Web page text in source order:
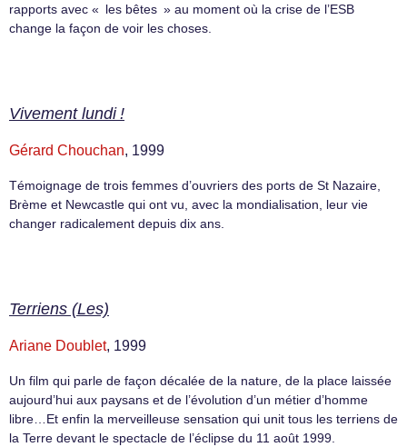
rapports avec « les bêtes » au moment où la crise de l’ESB
change la façon de voir les choses.
Vivement lundi !
Gérard Chouchan, 1999
Témoignage de trois femmes d’ouvriers des ports de St Nazaire,
Brème et Newcastle qui ont vu, avec la mondialisation, leur vie
changer radicalement depuis dix ans.
Terriens (Les)
Ariane Doublet, 1999
Un film qui parle de façon décalée de la nature, de la place laissée
aujourd’hui aux paysans et de l’évolution d’un métier d’homme
libre…Et enfin la merveilleuse sensation qui unit tous les terriens de
la Terre devant le spectacle de l’éclipse du 11 août 1999.